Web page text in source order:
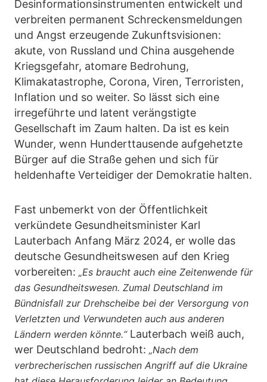
Desinformationsinstrumenten entwickelt und
verbreiten permanent Schreckensmeldungen
und Angst erzeugende Zukunftsvisionen:
akute, von Russland und China ausgehende
Kriegsgefahr, atomare Bedrohung,
Klimakatastrophe, Corona, Viren, Terroristen,
Inflation und so weiter. So lässt sich eine
irregeführte und latent verängstigte
Gesellschaft im Zaum halten. Da ist es kein
Wunder, wenn Hunderttausende aufgehetzte
Bürger auf die Straße gehen und sich für
heldenhafte Verteidiger der Demokratie halten.
Fast unbemerkt von der Öffentlichkeit
verkündete Gesundheitsminister Karl
Lauterbach Anfang März 2024, er wolle das
deutsche Gesundheitswesen auf den Krieg
vorbereiten: „Es braucht auch eine Zeitenwende für
das Gesundheitswesen. Zumal Deutschland im
Bündnisfall zur Drehscheibe bei der Versorgung von
Verletzten und Verwundeten auch aus anderen
Ländern werden könnte.“Lauterbach weiß auch,
wer Deutschland bedroht: „Nach dem
verbrecherischen russischen Angriff auf die Ukraine